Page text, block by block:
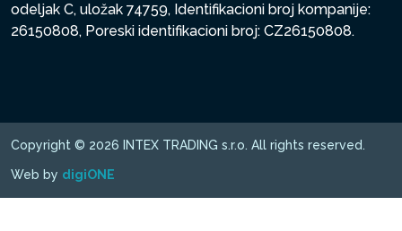
odeljak C, uložak 74759, Identifikacioni broj kompanije:
26150808, Poreski identifikacioni broj: CZ26150808.
Copyright © 2026 INTEX TRADING s.r.o. All rights reserved.
Web by digiONE